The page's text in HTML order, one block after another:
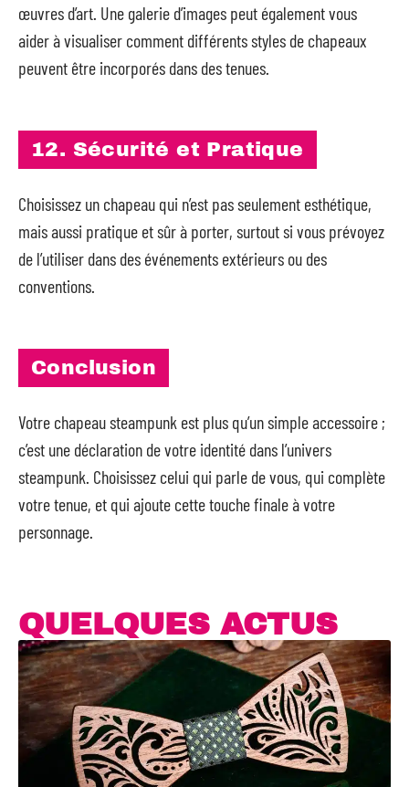
œuvres d’art. Une galerie d’images peut également vous
aider à visualiser comment différents styles de chapeaux
peuvent être incorporés dans des tenues.
12. Sécurité et Pratique
Choisissez un chapeau qui n’est pas seulement esthétique,
mais aussi pratique et sûr à porter, surtout si vous prévoyez
de l’utiliser dans des événements extérieurs ou des
conventions.
Conclusion
Votre chapeau steampunk est plus qu’un simple accessoire ;
c’est une déclaration de votre identité dans l’univers
steampunk. Choisissez celui qui parle de vous, qui complète
votre tenue, et qui ajoute cette touche finale à votre
personnage.
QUELQUES ACTUS